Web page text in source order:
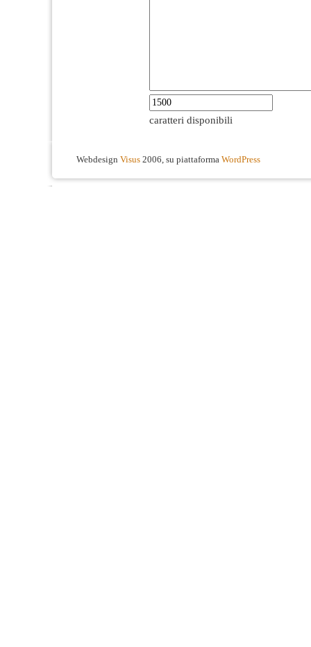
caratteri disponibili
Webdesign Visus 2006, su piattaforma WordPress